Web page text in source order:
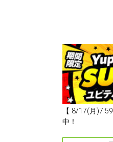
【 8/17(月)7:59
中！